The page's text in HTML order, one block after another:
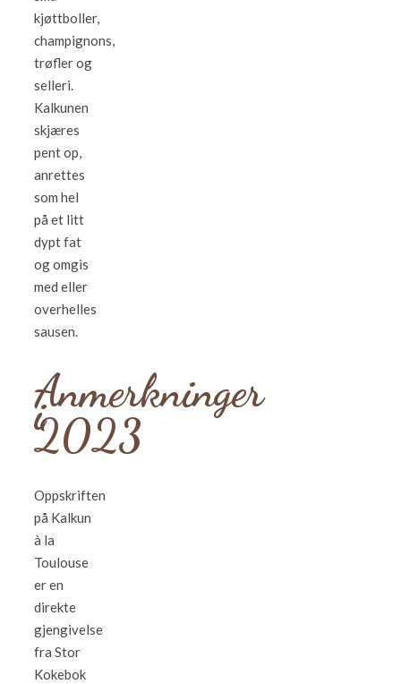
kjøttboller,
champignons,
trøfler og
selleri.
Kalkunen
skjæres
pent op,
anrettes
som hel
på et litt
dypt fat
og omgis
med eller
overhelles
sausen.
Anmerkninger
i
2023
Oppskriften
på Kalkun
à la
Toulouse
er en
direkte
gjengivelse
fra Stor
Kokebok